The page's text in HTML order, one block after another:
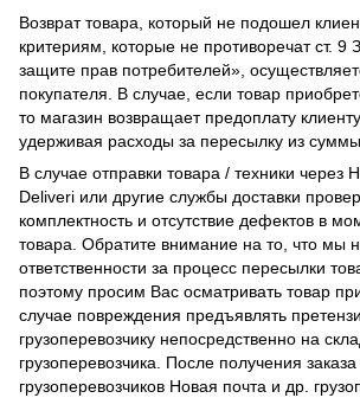
Возврат товара, который не подошел
критериям, которые не противоречат ст.
защите прав потребителей»,
покупателя. В случае, если товар
то магазин возвращает предоплату
удерживая расходы за пересылку из
В случае отправки товара / техники через
Deliveri или другие службы доставки
комплектность и отсутствие дефектов в
товара. Обратите внимание на то, что мы
ответственности за процесс пересылки
поэтому просим Вас осматривать товар
случае повреждения предъявлять
грузоперевозчику непосредственно на
грузоперевозчика. После получения заказа
грузоперевозчиков Новая почта и др.